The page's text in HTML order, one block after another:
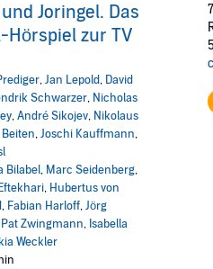
Joringel. Das
Hörspiel zur TV
,Jan Lepold, David
Schwarzer, Nicholas
,André Sikojev, Nikolaus
,Joschi Kauffmann,
Bilabel, Marc Seidenberg,
, Hubertus von
, Fabian Harloff,Jörg
Pat Zwingmann, Isabella
Weckler